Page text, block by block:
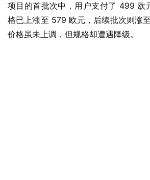
项目的首批次中，用户支付了 499 欧
格已上涨至 579 欧元，后续批次则涨
价格虽未上调，但规格却遭遇降级。